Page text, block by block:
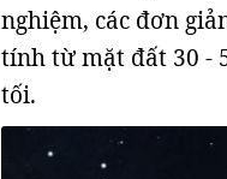
nghiệm, các đơn
tính từ mặt đất 30 -
tối.